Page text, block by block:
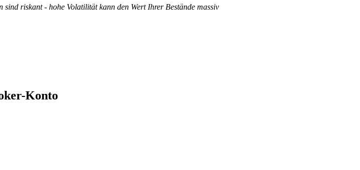
riskant - hohe Volatilität kann den Wert Ihrer Bestände massiv
Konto